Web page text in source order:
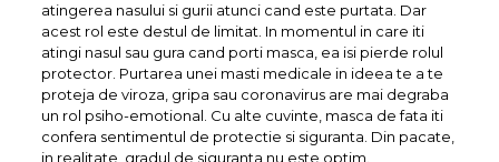
atingerea nasului si gurii atunci cand este purtata. Dar
acest rol este destul de limitat. In momentul in care iti
atingi nasul sau gura cand porti masca, ea isi pierde rolul
protector. Purtarea unei masti medicale in ideea te a te
proteja de viroza, gripa sau coronavirus are mai degraba
un rol psiho-emotional. Cu alte cuvinte, masca de fata iti
confera sentimentul de protectie si siguranta. Din pacate,
in realitate, gradul de siguranta nu este optim.